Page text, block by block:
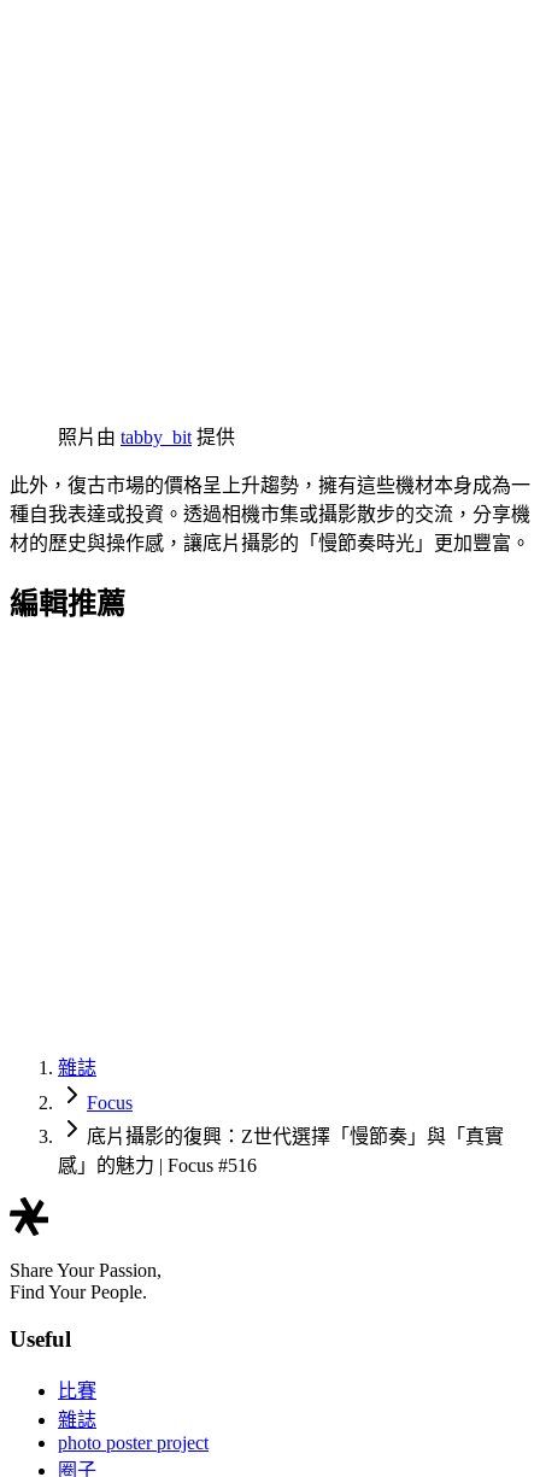
照片由 tabby_bit 提供
此外，復古市場的價格呈上升趨勢，擁有這些機材本身成為一
種自我表達或投資。透過相機市集或攝影散步的交流，分享機
材的歷史與操作感，讓底片攝影的「慢節奏時光」更加豐富。
編輯推薦
雜誌
Focus
底片攝影的復興：Z世代選擇「慢節奏」與「真實
感」的魅力 | Focus #516
Share Your Passion,
Find Your People.
Useful
比賽
雜誌
photo poster project
圈子